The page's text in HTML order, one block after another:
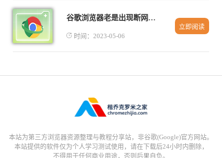
谷歌浏览器老是出现断网问题怎么办
时间：2023-05-06
立即阅读
本站为第三方浏览器资源整理与教程分享站，非谷歌(Google)官方网站。
本站提供的软件仅为个人学习测试使用，请在下载后24小时内删除，
不得用于任何商业用途，否则后果自负。